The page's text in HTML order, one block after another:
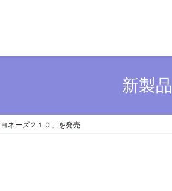
新製品
ネーズ２１０」を発売